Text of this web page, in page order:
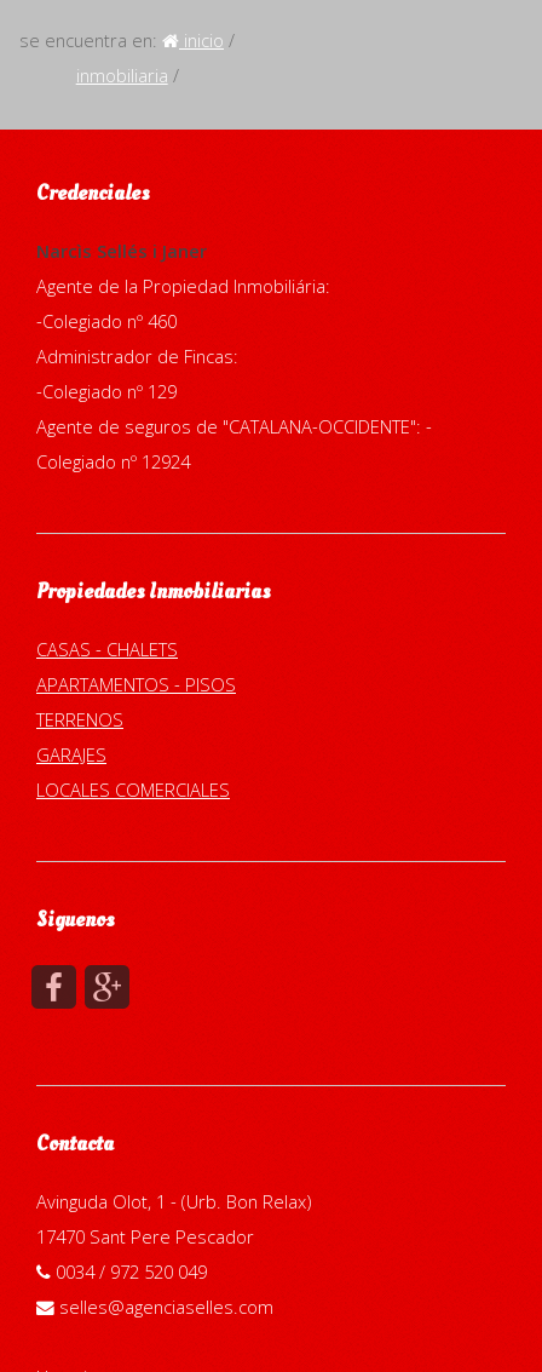
se encuentra en: inicio /
inmobiliaria /
Credenciales
Narcìs Sellés i Janer
Agente de la Propiedad Inmobiliária:
-Colegiado nº 460
Administrador de Fincas:
-Colegiado nº 129
Agente de seguros de "CATALANA-OCCIDENTE": -
Colegiado nº 12924
Propiedades Inmobiliarias
CASAS - CHALETS
APARTAMENTOS - PISOS
TERRENOS
GARAJES
LOCALES COMERCIALES
Siguenos
Contacta
Avinguda Olot, 1 - (Urb. Bon Relax)
17470 Sant Pere Pescador
0034 / 972 520 049
selles@agenciaselles.com